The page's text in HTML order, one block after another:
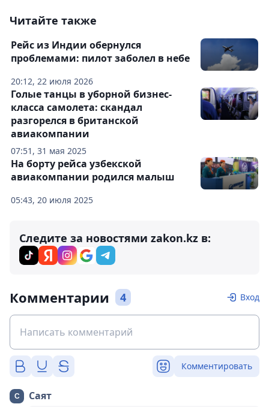
Читайте также
20:12, 22 июля 2026
Рейс из Индии обернулся
проблемами: пилот заболел в небе
07:51, 31 мая 2025
Голые танцы в уборной бизнес-
класса самолета: скандал
разгорелся в британской
авиакомпании
05:43, 20 июля 2025
На борту рейса узбекской
авиакомпании родился малыш
Следите за новостями zakon.kz в:
Комментарии 4 Вход
Комментировать
Саят